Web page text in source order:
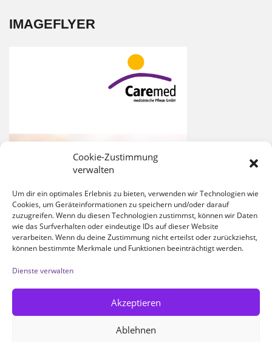
Cookie-Zustimmung
verwalten
Um dir ein optimales Erlebnis zu bieten, verwenden wir Technologien wie
Cookies, um Geräteinformationen zu speichern und/oder darauf
zuzugreifen. Wenn du diesen Technologien zustimmst, können wir Daten
wie das Surfverhalten oder eindeutige IDs auf dieser Website
verarbeiten. Wenn du deine Zustimmung nicht erteilst oder zurückziehst,
können bestimmte Merkmale und Funktionen beeinträchtigt werden.
Dienste verwalten
Akzeptieren
Ablehnen
IMAGEFLYER